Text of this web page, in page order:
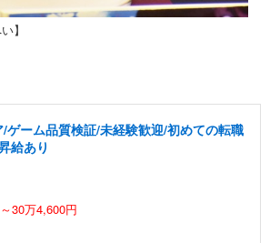
】
ゲーム品質検証/未経験歓迎/初めての転職
給あり
30万4,600円